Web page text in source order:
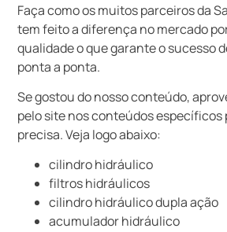
Faça como os muitos parceiros da
tem feito a diferença no mercado
qualidade o que garante o sucesso
ponta a ponta.
Se gostou do nosso conteúdo,
pelo site nos conteúdos específicos
precisa. Veja logo abaixo:
cilindro hidráulico
filtros hidráulicos
cilindro hidráulico dupla ação
acumulador hidráulico